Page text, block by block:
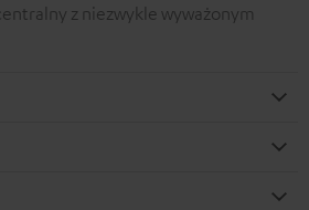
z niezwykle wyważonym